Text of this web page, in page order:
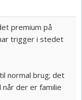
premium på
trigger i stedet
normal brug; det
der er familie